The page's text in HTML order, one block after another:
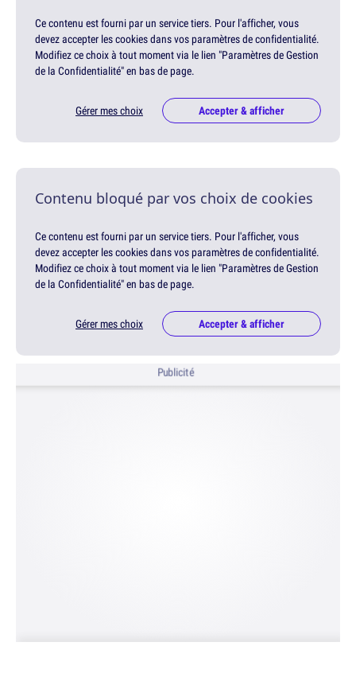
Ce contenu est fourni par un service tiers. Pour l'afficher, vous
devez accepter les cookies dans vos paramètres de confidentialité.
Modifiez ce choix à tout moment via le lien "Paramètres de Gestion
de la Confidentialité" en bas de page.
Gérer mes choix Accepter & afficher
Contenu bloqué par vos choix de cookies
Ce contenu est fourni par un service tiers. Pour l'afficher, vous
devez accepter les cookies dans vos paramètres de confidentialité.
Modifiez ce choix à tout moment via le lien "Paramètres de Gestion
de la Confidentialité" en bas de page.
Gérer mes choix Accepter & afficher
Publicité